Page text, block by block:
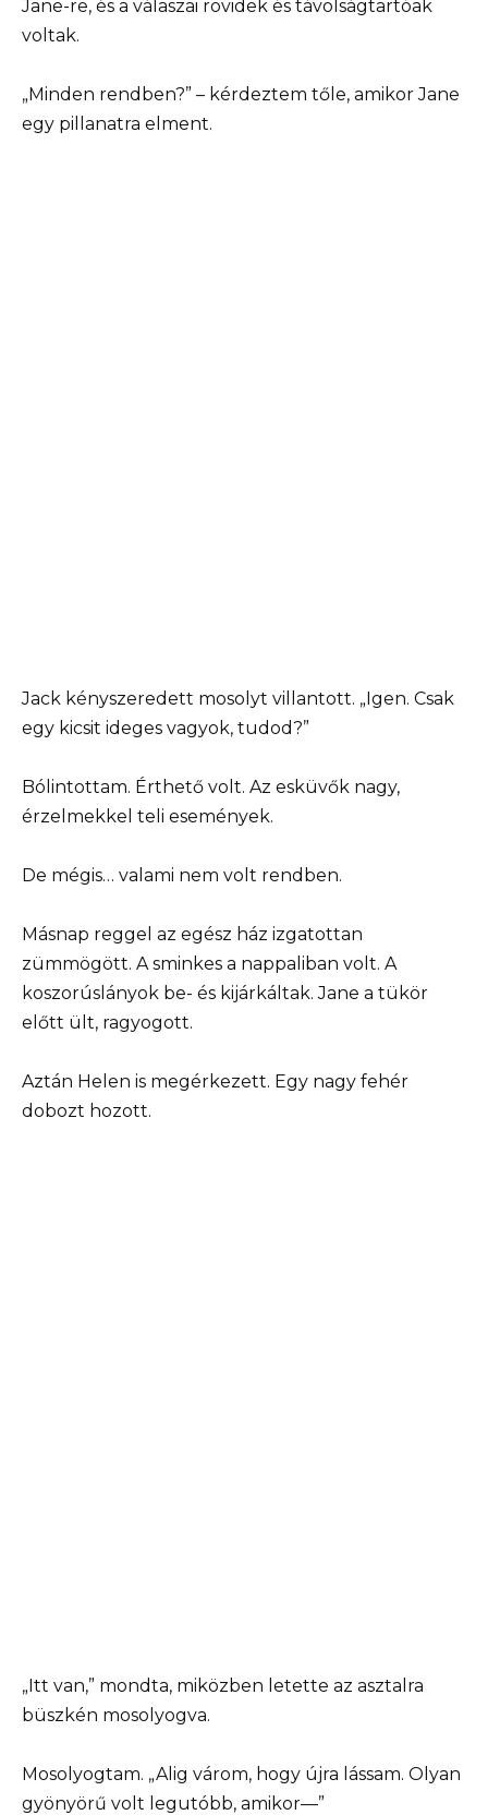
Jane-re, és a válaszai rövidek és távolságtartóak
voltak.
„Minden rendben?” – kérdeztem tőle, amikor Jane
egy pillanatra elment.
Jack kényszeredett mosolyt villantott. „Igen. Csak
egy kicsit ideges vagyok, tudod?”
Bólintottam. Érthető volt. Az esküvők nagy,
érzelmekkel teli események.
De mégis… valami nem volt rendben.
Másnap reggel az egész ház izgatottan
zümmögött. A sminkes a nappaliban volt. A
koszorúslányok be- és kijárkáltak. Jane a tükör
előtt ült, ragyogott.
Aztán Helen is megérkezett. Egy nagy fehér
dobozt hozott.
„Itt van,” mondta, miközben letette az asztalra
büszkén mosolyogva.
Mosolyogtam. „Alig várom, hogy újra lássam. Olyan
gyönyörű volt legutóbb, amikor—”